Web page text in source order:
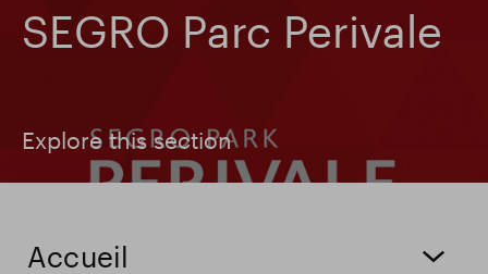
Submit
search
Recherche populaire
SEGRO Parc Perivale
Explore this section
Accueil